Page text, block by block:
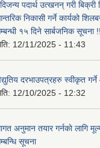
पदार्थ उत्खनन् गरी बिक्री
निकासी गर्ने कार्यको
१५ दिने सार्बजनिक सूचना
12/11/2025 - 11:43
दरभाउपत्रहरु स्वीकृत
12/10/2025 - 12:32
अनुमान तयार गर्नकाे लागि
सूचना